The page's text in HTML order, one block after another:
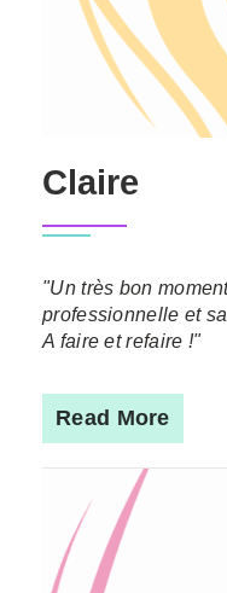
Claire
"Un très bon
professionnelle et
A faire et refaire !"
Read More